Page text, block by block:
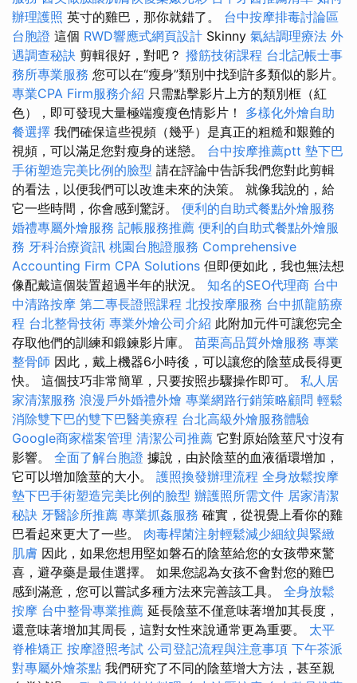
辦理護照 英寸的雞巴，那你就錯了。 台中按摩排毒討論區
台胞證 這個 RWD響應式網頁設計 Skinny 氣結調理療法 外
遇調查秘訣 剪輯很好，對吧？ 撥筋技術課程 台北記帳士事
務所專業服務 您可以在“瘦身”類別中找到許多類似的影片。
專業CPA Firm服務介紹 只需點擊影片上方的類別框（紅
色），即可發現大量極端瘦瘦色情影片！ 多樣化外燴自助
餐選擇 我們確保這些視頻（幾乎）是真正的粗糙和艱難的
視頻，可以滿足您對瘦身的迷戀。 台中按摩推薦ptt 墊下巴
手術塑造完美比例的臉型 請在評論中告訴我們您對此剪輯
的看法，以便我們可以改進未來的決策。 就像我說的，給
它一些時間，你會感到驚訝。 便利的自助式餐點外燴服務
婚禮專屬外燴服務 記帳服務推薦 便利的自助式餐點外燴服
務 牙科治療資訊 桃園台胞證服務 Comprehensive
Accounting Firm CPA Solutions 但即便如此，我也無法想
像配戴這個裝置超過半年的狀況。 知名的SEO代理商 台中
中清路按摩 第二專長證照課程 北投按摩服務 台中抓龍筋療
程 台北整骨技術 專業外燴公司介紹 此附加元件可讓您完全
存取他們的訓練和鍛鍊影片庫。 苗栗高品質外燴服務 專業
整骨師 因此，戴上機器6小時後，可以讓您的陰莖成長得更
快。 這個技巧非常簡單，只要按照步驟操作即可。 私人居
家清潔服務 浪漫戶外婚禮外燴 專業網路行銷策略顧問 輕鬆
消除雙下巴的雙下巴醫美療程 台北高級外燴服務體驗
Google商家檔案管理 清潔公司推薦 它對原始陰莖尺寸沒有
影響。 全面了解台胞證 據說，由於陰莖的血液循環增加，
它可以增加陰莖的大小。 護照換發辦理流程 全身放鬆按摩
墊下巴手術塑造完美比例的臉型 辦護照所需文件 居家清潔
秘訣 牙醫診所推薦 專業抓姦服務 確實，從視覺上看你的雞
巴看起來更大了一些。 肉毒桿菌注射輕鬆減少細紋與緊緻
肌膚 因此，如果您想用堅如磐石的陰莖給您的女孩帶來驚
喜，避孕藥是最佳選擇。 如果您認為女孩不會對您的雞巴
感到滿意，您可以嘗試多種方法來完善該工具。 全身放鬆
按摩 台中整骨專業推薦 延長陰莖不僅意味著增加其長度，
還意味著增加其周長，這對女性來說通常更為重要。 太平
脊椎矯正 按摩證照考試 公司登記流程與注意事項 下午茶派
對專屬外燴茶點 我們研究了不同的陰莖增大方法，甚至親